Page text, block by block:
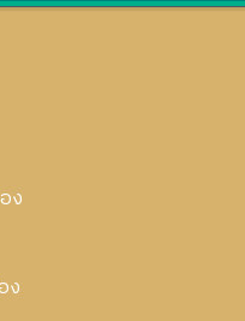
ง
ง